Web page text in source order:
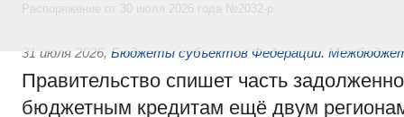
31 июля 2026, Бюджеты субъектов Федерации.
Правительство спишет часть
бюджетным кредитам ещё двум